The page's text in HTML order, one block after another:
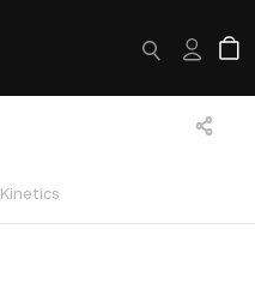
Kinetics